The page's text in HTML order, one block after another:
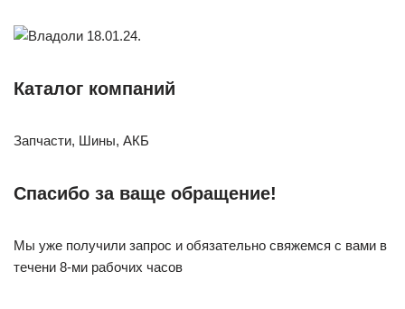
Каталог компаний
Запчасти, Шины, АКБ
Спасибо за ваще обращение!
Мы уже получили запрос и обязательно свяжемся с вами в
течени 8-ми рабочих часов